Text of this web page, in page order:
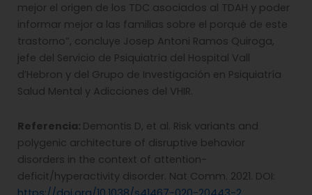
mejor el origen de los TDC asociados al TDAH y poder
informar mejor a las familias sobre el porqué de este
trastorno”, concluye Josep Antoni Ramos Quiroga,
jefe del Servicio de Psiquiatría del Hospital Vall
d’Hebron y del Grupo de Investigación en Psiquiatría
Salud Mental y Adicciones del VHIR.
Referencia: Demontis D, et al. Risk variants and
polygenic architecture of disruptive behavior
disorders in the context of attention-
deficit/hyperactivity disorder. Nat Comm. 2021. DOI: